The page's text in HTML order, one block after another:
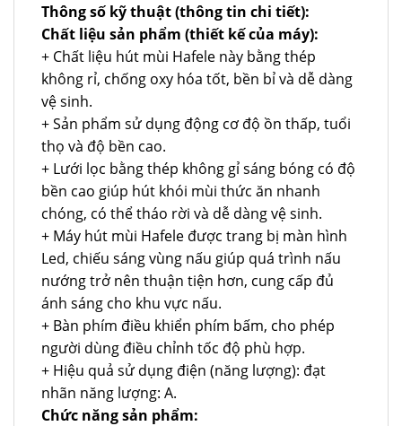
Thông số kỹ thuật (thông tin chi tiết):
Chất liệu sản phẩm (thiết kế của máy):
+ Chất liệu hút mùi Hafele này bằng thép
không rỉ, chống oxy hóa tốt, bền bỉ và dễ dàng
vệ sinh.
+ Sản phẩm sử dụng động cơ độ ồn thấp, tuổi
thọ và độ bền cao.
+ Lưới lọc bằng thép không gỉ sáng bóng có độ
bền cao giúp hút khói mùi thức ăn nhanh
chóng, có thể tháo rời và dễ dàng vệ sinh.
+ Máy hút mùi Hafele được trang bị màn hình
Led, chiếu sáng vùng nấu giúp quá trình nấu
nướng trở nên thuận tiện hơn, cung cấp đủ
ánh sáng cho khu vực nấu.
+ Bàn phím điều khiển phím bấm, cho phép
người dùng điều chỉnh tốc độ phù hợp.
+ Hiệu quả sử dụng điện (năng lượng): đạt
nhãn năng lượng: A.
Chức năng sản phẩm: